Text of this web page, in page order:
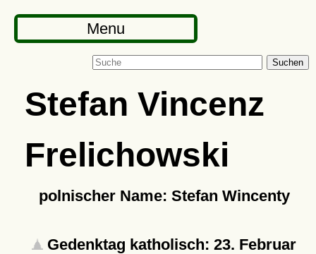
Menu
Suchen
Stefan Vincenz
Frelichowski
polnischer Name: Ste­fan Win­centy
Gedenktag katholisch: 23. Februar